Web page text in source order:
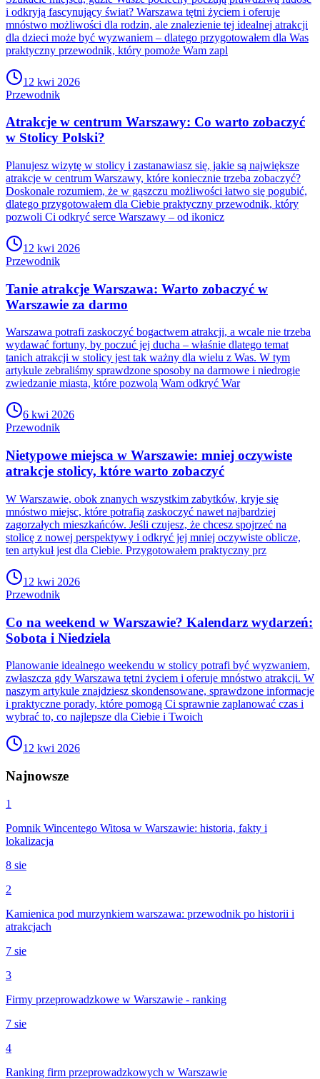
i odkryją fascynujący świat? Warszawa tętni życiem i oferuje
mnóstwo możliwości dla rodzin, ale znalezienie tej idealnej atrakcji
dla dzieci może być wyzwaniem – dlatego przygotowałem dla Was
praktyczny przewodnik, który pomoże Wam zapl
12 kwi 2026
Przewodnik
Atrakcje w centrum Warszawy: Co warto zobaczyć
w Stolicy Polski?
Planujesz wizytę w stolicy i zastanawiasz się, jakie są największe
atrakcje w centrum Warszawy, które koniecznie trzeba zobaczyć?
Doskonale rozumiem, że w gąszczu możliwości łatwo się pogubić,
dlatego przygotowałem dla Ciebie praktyczny przewodnik, który
pozwoli Ci odkryć serce Warszawy – od ikonicz
12 kwi 2026
Przewodnik
Tanie atrakcje Warszawa: Warto zobaczyć w
Warszawie za darmo
Warszawa potrafi zaskoczyć bogactwem atrakcji, a wcale nie trzeba
wydawać fortuny, by poczuć jej ducha – właśnie dlatego temat
tanich atrakcji w stolicy jest tak ważny dla wielu z Was. W tym
artykule zebraliśmy sprawdzone sposoby na darmowe i niedrogie
zwiedzanie miasta, które pozwolą Wam odkryć War
6 kwi 2026
Przewodnik
Nietypowe miejsca w Warszawie: mniej oczywiste
atrakcje stolicy, które warto zobaczyć
W Warszawie, obok znanych wszystkim zabytków, kryje się
mnóstwo miejsc, które potrafią zaskoczyć nawet najbardziej
zagorzałych mieszkańców. Jeśli czujesz, że chcesz spojrzeć na
stolicę z nowej perspektywy i odkryć jej mniej oczywiste oblicze,
ten artykuł jest dla Ciebie. Przygotowałem praktyczny prz
12 kwi 2026
Przewodnik
Co na weekend w Warszawie? Kalendarz wydarzeń:
Sobota i Niedziela
Planowanie idealnego weekendu w stolicy potrafi być wyzwaniem,
zwłaszcza gdy Warszawa tętni życiem i oferuje mnóstwo atrakcji. W
naszym artykule znajdziesz skondensowane, sprawdzone informacje
i praktyczne porady, które pomogą Ci sprawnie zaplanować czas i
wybrać to, co najlepsze dla Ciebie i Twoich
12 kwi 2026
Najnowsze
1
Pomnik Wincentego Witosa w Warszawie: historia, fakty i
lokalizacja
8 sie
2
Kamienica pod murzynkiem warszawa: przewodnik po historii i
atrakcjach
7 sie
3
Firmy przeprowadzkowe w Warszawie - ranking
7 sie
4
Ranking firm przeprowadzkowych w Warszawie